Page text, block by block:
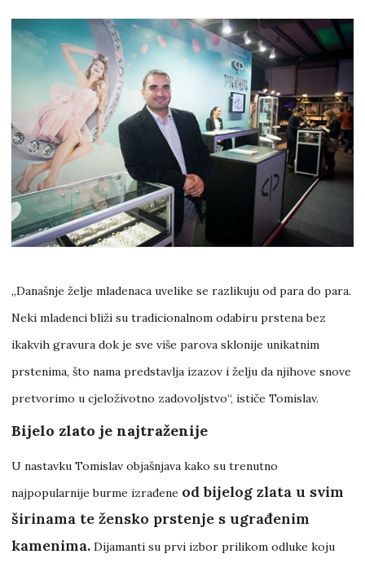
„Današnje želje mladenaca uvelike se razlikuju od para do para.
Neki mladenci bliži su tradicionalnom odabiru prstena bez
ikakvih gravura dok je sve više parova sklonije unikatnim
prstenima, što nama predstavlja izazov i želju da njihove snove
pretvorimo u cjeloživotno zadovoljstvo“, ističe Tomislav.
Bijelo zlato je najtraženije
U nastavku Tomislav objašnjava kako su trenutno
najpopularnije burme izrađene od bijelog zlata u svim
širinama te žensko prstenje s ugrađenim
kamenima. Dijamanti su prvi izbor prilikom odluke koju